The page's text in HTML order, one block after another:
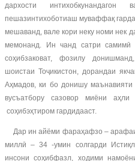
дархости
пешазинтихоботиаш муваффақ
мешаванд, вале кори неку номи нек
мемонанд. Ин чанд сатри самимӣ
соҳибзаковат, фозилу
шоистаи Тоҷикистон, дорандаи
Аҳмадов, ки бо донишу
вусъатбору сазовор миёни
соҳибэҳтиром гардидааст.
Дар ин айёми фараҳафзо – арафаи
миллӣ – 34 -умин солгарди
инсони соҳибфазл, ходими